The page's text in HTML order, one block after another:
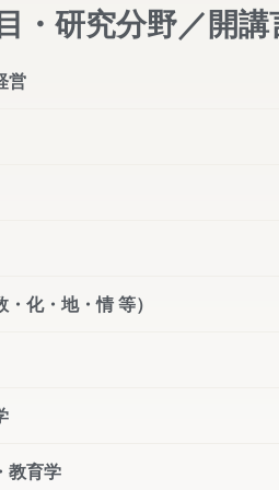
・研究分野／開講
営
・化・地・情 等）
教育学